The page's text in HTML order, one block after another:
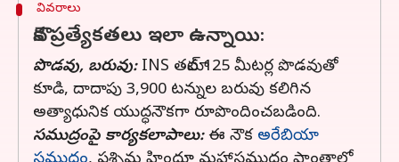
వివరాలు
నౌక ప్రత్యేకతలు ఇలా ఉన్నాయి:
పొడవు, బరువు: INS తమాల్ 125 మీటర్ల పొడవుతో
కూడి, దాదాపు 3,900 టన్నుల బరువు కలిగిన
అత్యాధునిక యుద్ధనౌకగా రూపొందించబడింది.
సముద్రంపై కార్యకలాపాలు:ఈ నౌక అరేబియా